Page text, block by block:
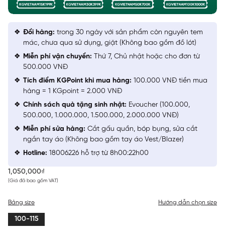
1,050,000₫
(Giá đã bao gồm VAT)
Bảng size Hướng dẫn chọn size
100-115
Đổi hàng: trong 30 ngày với sản phẩm còn nguyên tem
mác, chưa qua sử dụng, giặt (Không bao gồm đồ lót)
Miễn phí vận chuyển: Thứ 7, Chủ nhật hoặc cho đơn từ
500.000 VNĐ
Tích điểm KGPoint khi mua hàng: 100.000 VNĐ tiền mua
hàng = 1 KGpoint = 2.000 VNĐ
Chính sách quà tặng sinh nhật: Evoucher (100.000,
500.000, 1.000.000, 1.500.000, 2.000.000 VNĐ)
Miễn phí sửa hàng: Cắt gấu quần, bóp bụng, sửa cắt
ngắn tay áo (Không bao gồm tay áo Vest/Blazer)
Hotline: 18006226 hỗ trợ từ 8h00:22h00